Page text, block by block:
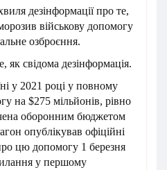
дезінформації про те,
військову допомогу
озброєння.
свідома дезінформація.
у 2021 році у повному
на $275 мільйонів, рівно
оборонним бюджетом
опублікував офіційні
цю допомогу 1 березня
у першому